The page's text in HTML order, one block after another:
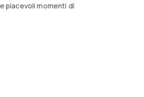
piacevoli momenti di